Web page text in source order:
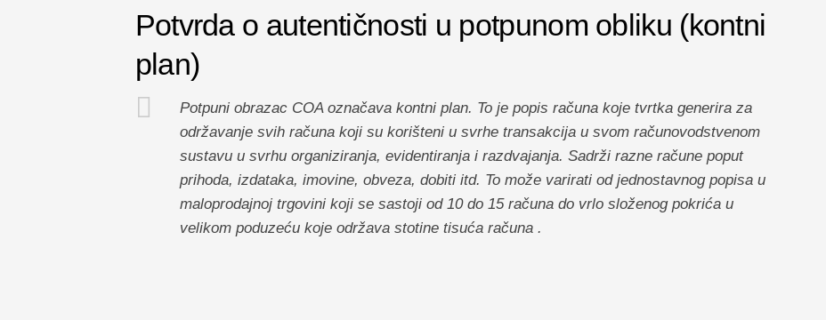
Potvrda o autentičnosti u potpunom obliku (kontni
plan)
Potpuni obrazac COA označava kontni plan. To je popis računa koje tvrtka generira za
održavanje svih računa koji su korišteni u svrhe transakcija u svom računovodstvenom
sustavu u svrhu organiziranja, evidentiranja i razdvajanja. Sadrži razne račune poput
prihoda, izdataka, imovine, obveza, dobiti itd. To može varirati od jednostavnog popisa u
maloprodajnoj trgovini koji se sastoji od 10 do 15 računa do vrlo složenog pokrića u
velikom poduzeću koje održava stotine tisuća računa .